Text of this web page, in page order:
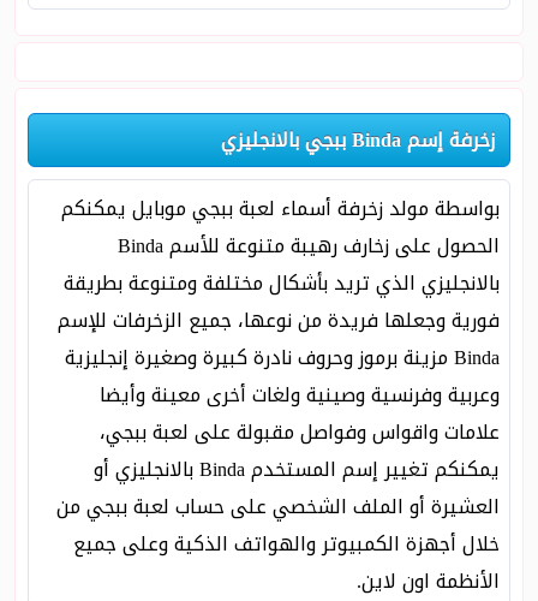
زخرفة إسم Binda ببجي بالانجليزي
بواسطة مولد زخرفة أسماء لعبة ببجي موبايل يمكنكم
الحصول على زخارف رهيبة متنوعة للأسم Binda
بالانجليزي الذي تريد بأشكال مختلفة ومتنوعة بطريقة
فورية وجعلها فريدة من نوعها، جميع الزخرفات للإسم
Binda مزينة برموز وحروف نادرة كبيرة وصغيرة إنجليزية
وعربية وفرنسية وصينية ولغات أخرى معينة وأيضا
علامات واقواس وفواصل مقبولة على لعبة ببجي،
يمكنكم تغيير إسم المستخدم Binda بالانجليزي أو
العشيرة أو الملف الشخصي على حساب لعبة ببجي من
خلال أجهزة الكمبيوتر والهواتف الذكية وعلى جميع
الأنظمة اون لاين.